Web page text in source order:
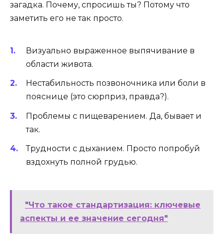
загадка. Почему, спросишь ты? Потому что
заметить его не так просто.
Визуально выраженное выпячивание в
области живота.
Нестабильность позвоночника или боли в
пояснице (это сюрприз, правда?).
Проблемы с пищеварением. Да, бывает и
так.
Трудности с дыханием. Просто попробуй
вздохнуть полной грудью.
"Что такое стандартизация: ключевые
аспекты и ее значение сегодня"